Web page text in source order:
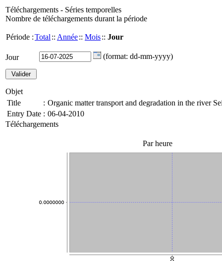
Téléchargements - Séries temporelles
Nombre de téléchargements durant la période
Période :Total :: Année:: Mois:: Jour
Jour (format: dd-mm-yyyy)
Objet
Title
: Organic matter transport and degradation in the river
Entry Date : 06-04-2010
Téléchargements
Par heure